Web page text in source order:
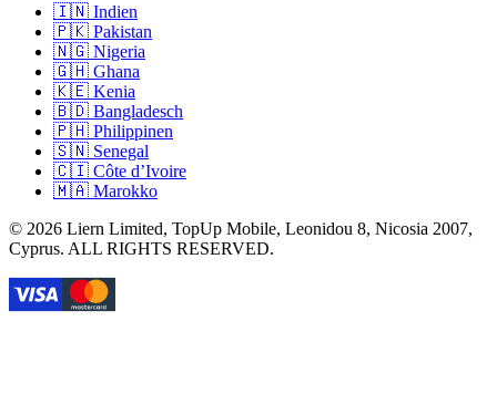
🇮🇳 Indien
🇵🇰 Pakistan
🇳🇬 Nigeria
🇬🇭 Ghana
🇰🇪 Kenia
🇧🇩 Bangladesch
🇵🇭 Philippinen
🇸🇳 Senegal
🇨🇮 Côte d’Ivoire
🇲🇦 Marokko
© 2026 Liern Limited, TopUp Mobile, Leonidou 8, Nicosia 2007,
Cyprus. ALL RIGHTS RESERVED.